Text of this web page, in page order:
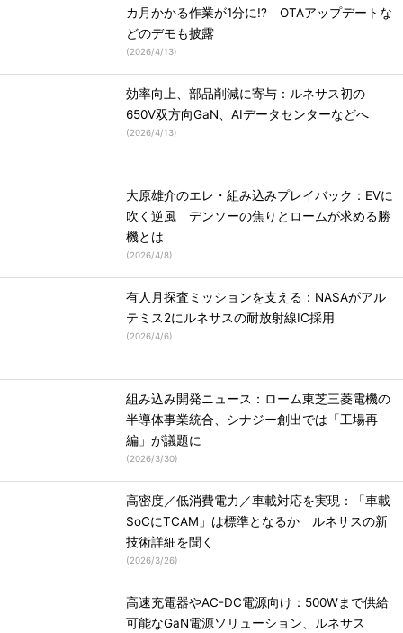
カ月かかる作業が1分に!? OTAアップデートな
どのデモも披露
(2026/4/13)
効率向上、部品削減に寄与：ルネサス初の
650V双方向GaN、AIデータセンターなどへ
(2026/4/13)
大原雄介のエレ・組み込みプレイバック：EVに
吹く逆風 デンソーの焦りとロームが求める勝
機とは
(2026/4/8)
有人月探査ミッションを支える：NASAがアル
テミス2にルネサスの耐放射線IC採用
(2026/4/6)
組み込み開発ニュース：ローム東芝三菱電機の
半導体事業統合、シナジー創出では「工場再
編」が議題に
(2026/3/30)
高密度／低消費電力／車載対応を実現：「車載
SoCにTCAM」は標準となるか ルネサスの新
技術詳細を聞く
(2026/3/26)
高速充電器やAC-DC電源向け：500Wまで供給
可能なGaN電源ソリューション、ルネサス